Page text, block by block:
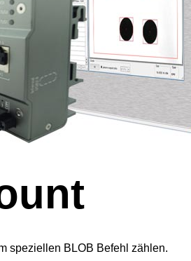
speziellen BLOB Befehl zählen.